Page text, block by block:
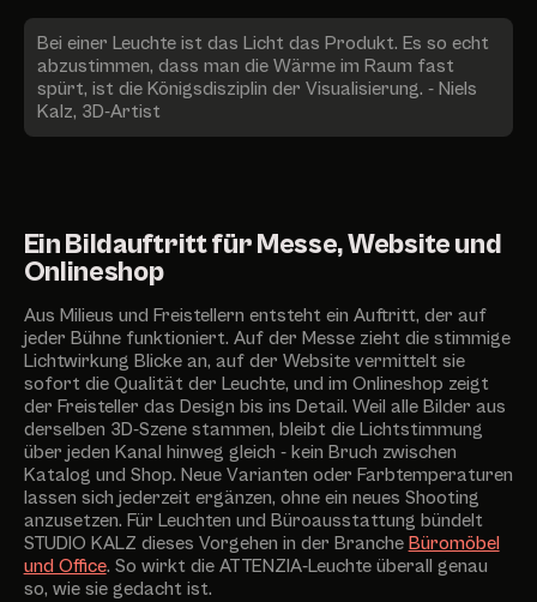
Bei einer Leuchte ist das Licht das Produkt. Es so echt
abzustimmen, dass man die Wärme im Raum fast
spürt, ist die Königsdisziplin der Visualisierung. - Niels
Kalz, 3D-Artist
Ein Bildauftritt für Messe, Website und
Onlineshop
Aus Milieus und Freistellern entsteht ein Auftritt, der auf
jeder Bühne funktioniert. Auf der Messe zieht die stimmige
Lichtwirkung Blicke an, auf der Website vermittelt sie
sofort die Qualität der Leuchte, und im Onlineshop zeigt
der Freisteller das Design bis ins Detail. Weil alle Bilder aus
derselben 3D-Szene stammen, bleibt die Lichtstimmung
über jeden Kanal hinweg gleich - kein Bruch zwischen
Katalog und Shop. Neue Varianten oder Farbtemperaturen
lassen sich jederzeit ergänzen, ohne ein neues Shooting
anzusetzen. Für Leuchten und Büroausstattung bündelt
STUDIO KALZ dieses Vorgehen in der Branche Büromöbel
und Office. So wirkt die ATTENZIA-Leuchte überall genau
so, wie sie gedacht ist.